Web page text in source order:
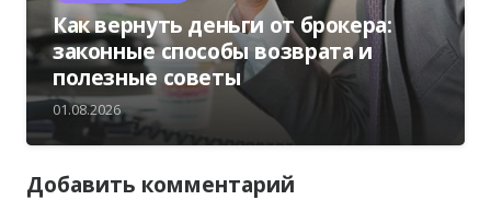
Как вернуть деньги от брокера:
законные способы возврата и
полезные советы
01.08.2026
Добавить комментарий